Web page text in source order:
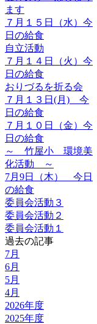
ます
７月１５日（水）今
日の給食
自立活動
７月１４日（火）今
日の給食
おりづるを折る会
７月１３日(月) 今
日の給食
７月１０日（金）今
日の給食
～ 竹屋小 環境美
化活動 ～
7月9日（木） 今日
の給食
委員会活動３
委員会活動２
委員会活動１
過去の記事
7月
6月
5月
4月
2026年度
2025年度